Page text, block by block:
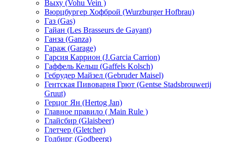
Выху (Vohu Vein )
Вюрцбургер Хофброй (Wurzburger Hofbrau)
Газ (Gas)
Гайан (Les Brasseurs de Gayant)
Ганза (Ganza)
Гараж (Garage)
Гарсия Каррион (J.Garcia Carrion)
Гаффель Кельш (Gaffels Kolsch)
Гебрудер Майзел (Gebruder Maisel)
Гентская Пивоварня Грют (Gentse Stadsbrouwerij
Gruut)
Герцог Ян (Hеrtog Jan)
Главное правило ( Main Rule )
Глайсбир (Glaisbeer)
Глетчер (Gletcher)
Годбирг (Godbeerg)